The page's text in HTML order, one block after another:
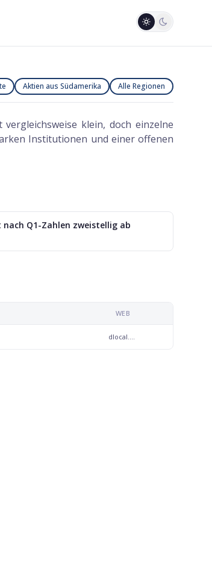
Aktien aus Südamerika Alle Regionen
klein, doch einzelne
Institutionen und einer offenen
Q1-Zahlen zweistellig ab
WEB
dlocal.com